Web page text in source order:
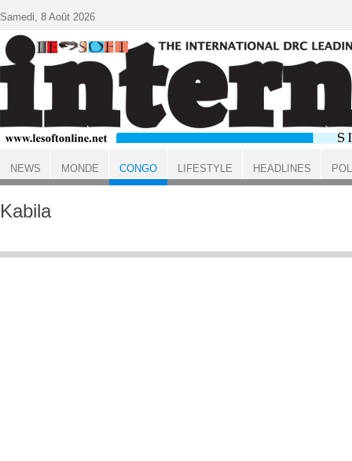
ACCUEIL CONGO
Kabila
Samedi, 8 Août 2026
NEWS MONDE CONGO LIFESTYLE HEADLINES